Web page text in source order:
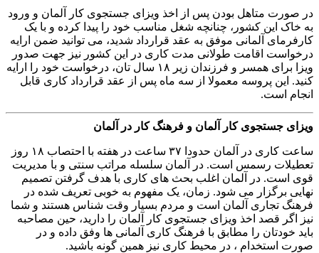
در صورت متاهل بودن پس از اخذ ویزای جستجوی کار آلمان و ورود
به خاک این کشور، چنانچه شغل مناسب خود را پیدا کرده و با یک
کارفرمای آلمانی موفق به عقد قرارداد شدید، می توانید ضمن ارایه
درخواست اقامت طولانی مدت کاری در این کشور نیز جهت صدور
ویزا برای همسر و فرزندان زیر ۱۸ سال تان، درخواست خود را ارایه
کنید. این پروسه معمولا از سه ماه پس از عقد قرارداد کاری قابل
انجام است.
ویزای جستجوی کار آلمان و فرهنگ کار در آلمان
ساعت کاری در آلمان حدودا ۳۷ ساعت در هفته با احتصاب ۱۸ روز
تعطیلات رسمس است. در آلمان سلسله مراتب سنتی و با مدیریت
قوی است. در آلمان اغلب بحث های کاری با هدف گرفتن تصمیم
نهایی برگزار می شود. زمان،‌ یک مفهوم به خوبی تعریف شده در
فرهنگ تجاری آلمان است و مردم بسیار وقت شناس هستند و شما
نیز اگر قصد اخذ ویزای جستجوی کار آلمان را دارید، حین مصاحبه
باید خودتان را مطابق با فرهنگ کاری آلمانی ها وفق داده و در
صورت استخدام ، در محیط کاری نیز همین گونه باشید.